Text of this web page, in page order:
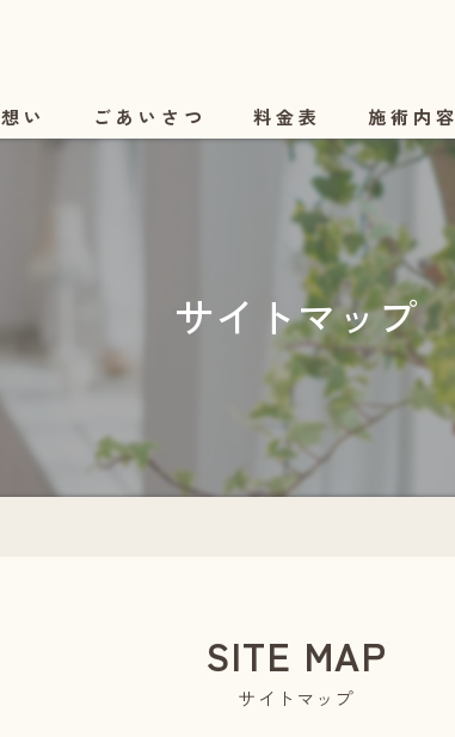
想い ごあいさつ 料金表 施術内容
施術の流れ
サイトマップ
サイトマップ
SITE MAP